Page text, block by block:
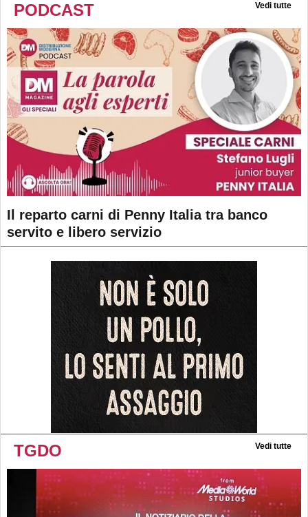
PODCAST Vedi tutte
Il reparto carni di Penny Italia tra banco
servito e libero servizio
TGDO Vedi tutte